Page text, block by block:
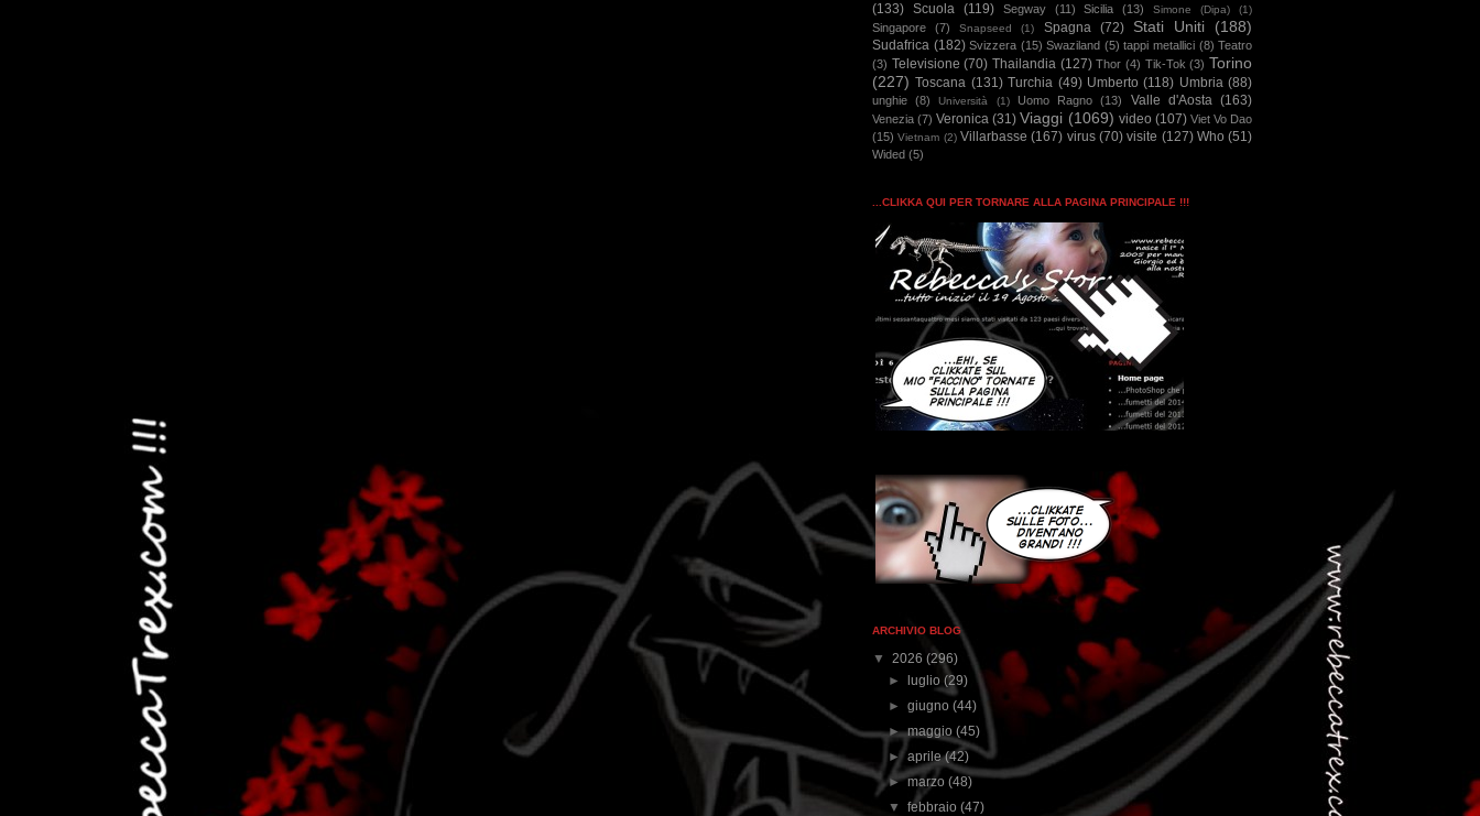
(133) Scuola (119) Segway (11) Sicilia (13) Simone (Dipa) (1)
Singapore (7) Snapseed (1) Spagna (72) Stati Uniti (188)
Sudafrica (182) Svizzera (15) Swaziland (5) tappi metallici (8) Teatro
(3) Televisione (70) Thailandia (127) Thor (4) Tik-Tok (3) Torino
(227) Toscana (131) Turchia (49) Umberto (118) Umbria (88)
unghie (8) Università (1) Uomo Ragno (13) Valle d'Aosta (163)
Venezia (7) Veronica (31) Viaggi (1069) video (107) Viet Vo Dao
(15) Vietnam (2) Villarbasse (167) virus (70) visite (127) Who (51)
Wided (5)
...CLIKKA QUI PER TORNARE ALLA PAGINA PRINCIPALE !!!
ARCHIVIO BLOG
▼ 2026 (296)
►
luglio(29)
►giugno(44)
►maggio(45)
►aprile(42)
►marzo(48)
▼febbraio(47)